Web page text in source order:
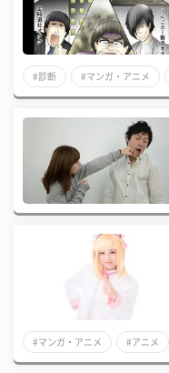
#診断 #マンガ・アニメ
#マンガ・アニメ #アニメ